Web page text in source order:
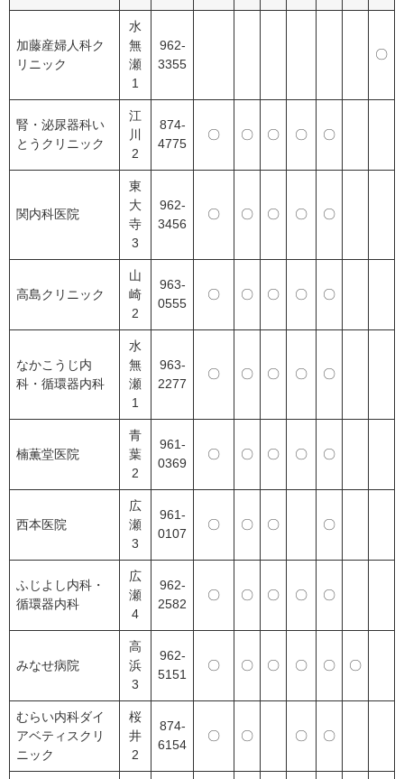
加藤産婦人科ク
リニック
水
無
瀬
1
962-
3355
〇
腎・泌尿器科い
とうクリニック
江
川
2
874-
4775
〇 〇 〇 〇 〇
関内科医院
東
大
寺
3
962-
3456
〇 〇 〇 〇 〇
高島クリニック
山
崎
2
963-
0555
〇 〇 〇 〇 〇
なかこうじ内
科・循環器内科
水
無
瀬
1
963-
2277
〇 〇 〇 〇 〇
楠薫堂医院
青
葉
2
961-
0369
〇 〇 〇 〇 〇
西本医院
広
瀬
3
961-
0107
〇 〇 〇 〇
ふじよし内科・
循環器内科
広
瀬
4
962-
2582
〇 〇 〇 〇 〇
みなせ病院
高
浜
3
962-
5151
〇 〇 〇 〇 〇 〇
むらい内科ダイ
アベティスクリ
ニック
桜
井
2
874-
6154
〇 〇 〇 〇